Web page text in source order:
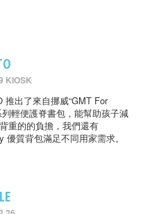
KIOSK
推出了來自挪威“GMT For
列輕便護脊書包，能幫助孩子減
重的的負擔，我們還有
優質背包滿足不同用家需求。